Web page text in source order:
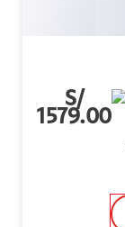
S/
1579.00